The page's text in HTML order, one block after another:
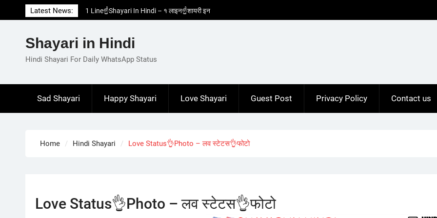
to
Latest News:
1 Line☝️Shayari In Hindi – १ लाइन☝️शायरी इन
हिंदी
Love😓Lines In Hindi – लव😓लाइन्स इन हिंदी
Romantic Love😽Status – रोमांटिक लव😽स्टेटस
Shayari in Hindi
Hindi Shayari For Daily WhatsApp Status
Sad Shayari Happy Shayari Love Shayari Guest Post Privacy Policy Contact us
Home Hindi Shayari Love Status👌Photo – लव स्टेटस👌फोटो
Love Status👌Photo – लव स्टेटस👌फोटो